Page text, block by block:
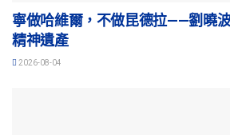
寧做哈維爾，不做昆德拉——劉曉
精神遺產
2026-08-04